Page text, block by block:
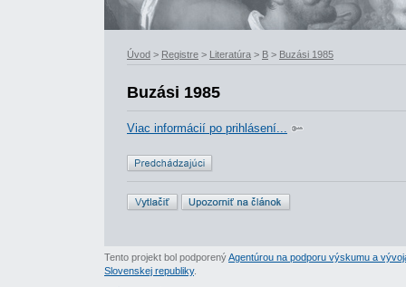
Úvod > Registre > Literatúra > B > Buzási 1985
Buzási 1985
Viac informácií po prihlásení...
Tento projekt bol podporenýAgentúrou na podporu výskumu a
Slovenskej republiky.